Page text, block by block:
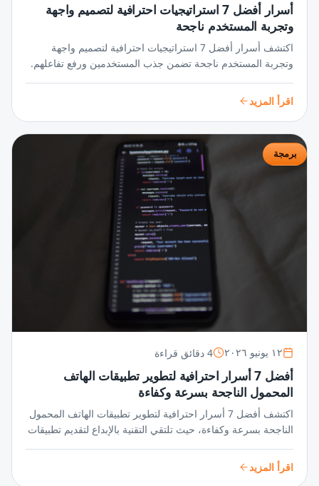
أسرار أفضل 7 استراتيجيات احترافية لتصميم واجهة
وتجربة المستخدم ناجحة
اكتشف أسرار أفضل 7 استراتيجيات احترافية لتصميم واجهة
وتجربة المستخدم ناجحة تضمن جذب المستخدمين ورفع تفاعلهم.
اقرأ المزيد
برمجة
١٢ يونيو ٢٠٢٦ 4 دقائق قراءة
أفضل 7 أسرار احترافية لتطوير تطبيقات الهاتف
المحمول الناجحة بسرعة وكفاءة
اكتشف أفضل 7 أسرار احترافية لتطوير تطبيقات الهاتف المحمول
الناجحة بسرعة وكفاءة، حيث تلتقي التقنية بالإبداع لتقديم تطبيقات
اقرأ المزيد